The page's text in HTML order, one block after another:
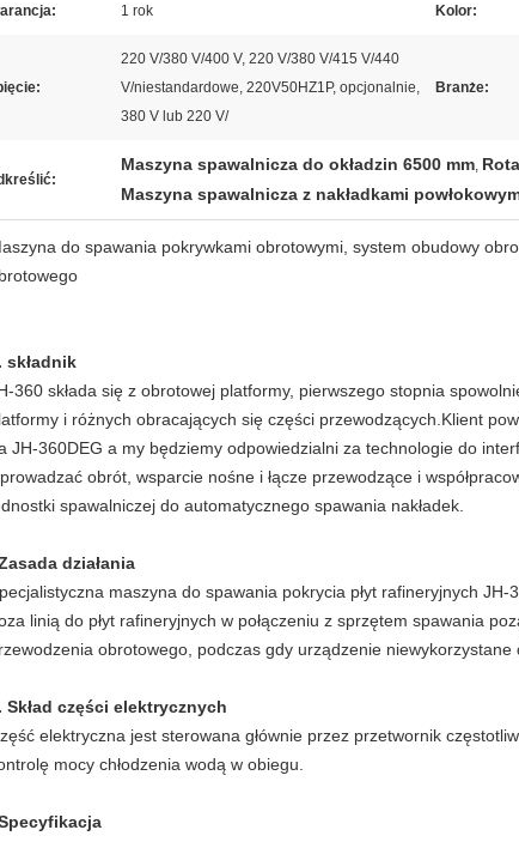
1 rok Kolor:
220 V/380 V/400 V, 220 V/380 V/415 V/440
V/niestandardowe, 220V50HZ1P, opcjonalnie,
380 V lub 220 V/
Branże:
Maszyna spawalnicza do okładzin 6500 mm,
Maszyna spawalnicza z nakładkami
do spawania pokrywkami obrotowymi, system obudowy
składnik
360 składa się z obrotowej platformy, pierwszego stopnia
i różnych obracających się części przewodzących.Klient
JH-360DEG a my będziemy odpowiedzialni za technologie do
obrót, wsparcie nośne i łącze przewodzące i
spawalniczej do automatycznego spawania nakładek.
działania
maszyna do spawania pokrycia płyt rafineryjnych
linią do płyt rafineryjnych w połączeniu z sprzętem spawania
obrotowego, podczas gdy urządzenie niewykorzystane
Skład części elektrycznych
elektryczna jest sterowana głównie przez przetwornik
mocy chłodzenia wodą w obiegu.